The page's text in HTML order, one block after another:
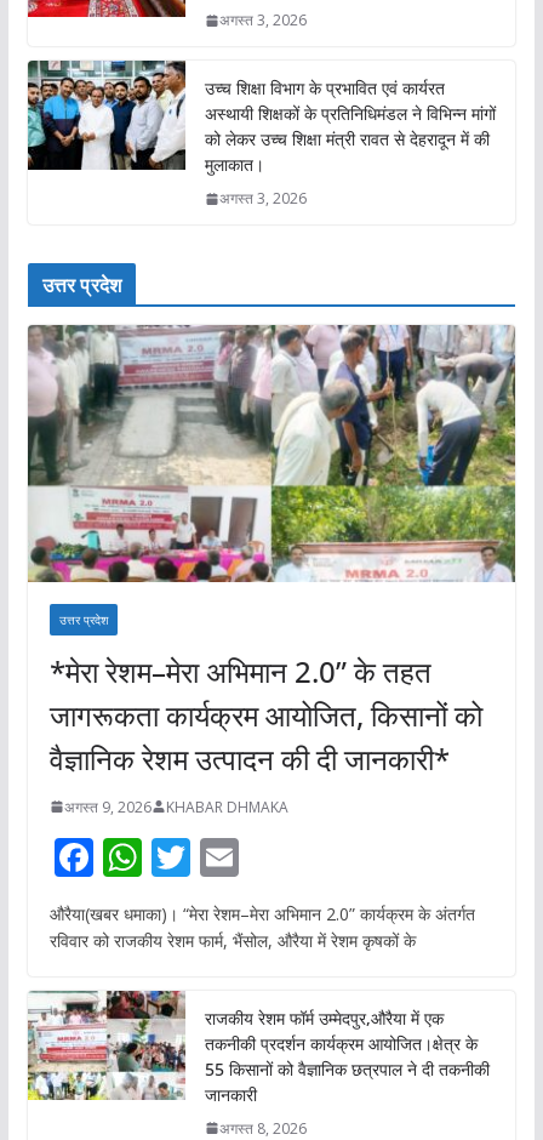
अगस्त 3, 2026
उच्च शिक्षा विभाग के प्रभावित एवं कार्यरत
अस्थायी शिक्षकों के प्रतिनिधिमंडल ने विभिन्न मांगों
को लेकर उच्च शिक्षा मंत्री रावत से देहरादून में की
मुलाकात।
अगस्त 3, 2026
उत्तर प्रदेश
उत्तर प्रदेश
*मेरा रेशम–मेरा अभिमान 2.0” के तहत
जागरूकता कार्यक्रम आयोजित, किसानों को
वैज्ञानिक रेशम उत्पादन की दी जानकारी*
अगस्त 9, 2026 KHABAR DHMAKA
F
ac
e
o
o
k
W
h
at
A
p
p
T
w
itt
E
m
ai
औरैया(खबर धमाका)। “मेरा रेशम–मेरा अभिमान 2.0” कार्यक्रम के अंतर्गत
रविवार को राजकीय रेशम फार्म, भैंसोल, औरैया में रेशम कृषकों के
राजकीय रेशम फॉर्म उम्मेदपुर,औरैया में एक
तकनीकी प्रदर्शन कार्यक्रम आयोजित।क्षेत्र के
55 किसानों को वैज्ञानिक छत्रपाल ने दी तकनीकी
जानकारी
अगस्त 8, 2026